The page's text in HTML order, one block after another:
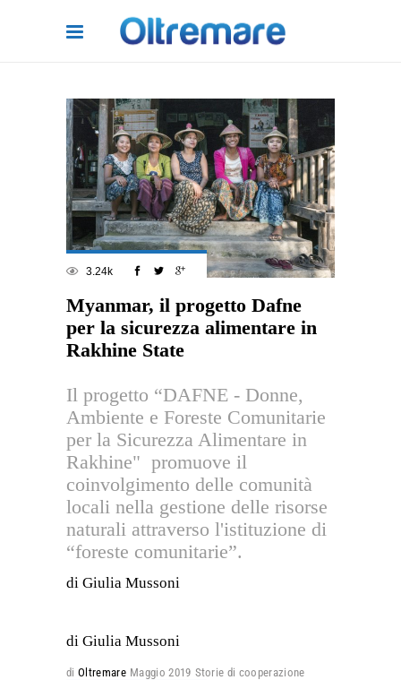
3.24k
Myanmar, il progetto Dafne
per la sicurezza alimentare in
Rakhine State
Il progetto “DAFNE - Donne,
Ambiente e Foreste Comunitarie
per la Sicurezza Alimentare in
Rakhine" promuove il
coinvolgimento delle comunità
locali nella gestione delle risorse
naturali attraverso l'istituzione di
“foreste comunitarie”.
di Giulia Mussoni
di Giulia Mussoni
di Oltremare Maggio 2019 Storie di cooperazione